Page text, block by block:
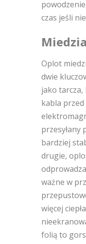
czas jeśli
Oplot
dwie
jako
kabla przed
przesyłany
bardziej
drugie,
ważne w
więcej
folią to